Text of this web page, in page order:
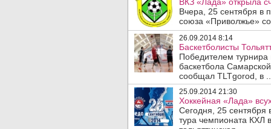
Вчера, 25 сентября в
союза «Приволжье»
26.09.2014 8:14
Баскетболисты
Победителем
баскетбола
сообщал TLTgorod, в ..
25.09.2014 21:30
Хоккейная «Лада»
Сегодня, 25 сентября
тура чемпионата КХЛ